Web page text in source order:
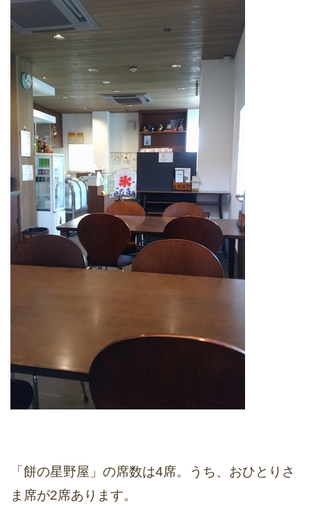
「餅の星野屋」の席数は4席。うち、おひとりさ
ま席が2席あります。